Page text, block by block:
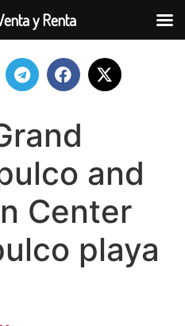
and
Center
playa
y Renta